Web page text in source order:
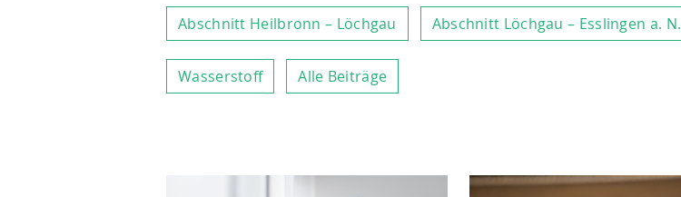
Abschnitt Heilbronn – Löchgau Abschnitt Löchgau – Esslingen a. N.
Wasserstoff Alle Beiträge